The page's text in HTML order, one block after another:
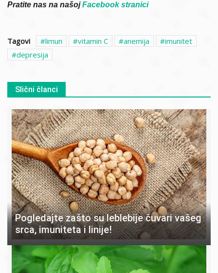
Pratite nas na našojFacebook stranici
Tagovi limun vitamin C anemija
imunitet
depresija
Slični članci
Pogledajte zašto su leblebije čuvari vašeg
srca, imuniteta i linije!